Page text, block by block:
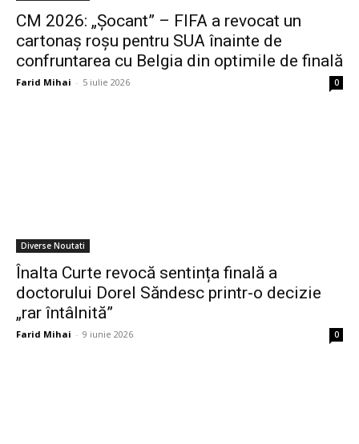
CM 2026: „Șocant” – FIFA a revocat un
cartonaș roșu pentru SUA înainte de
confruntarea cu Belgia din optimile de finală
Farid Mihai - 5 iulie 2026 0
Diverse Noutati
Înalta Curte revocă sentința finală a
doctorului Dorel Săndesc printr-o decizie
„rar întâlnită”
Farid Mihai - 9 iunie 2026 0